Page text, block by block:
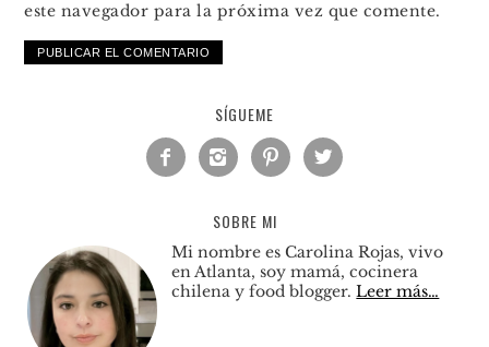
este navegador para la próxima vez que comente.
SÍGUEME
   
SOBRE MI
Mi nombre es Carolina Rojas, vivo
en Atlanta, soy mamá, cocinera
chilena y food blogger.Leer más…